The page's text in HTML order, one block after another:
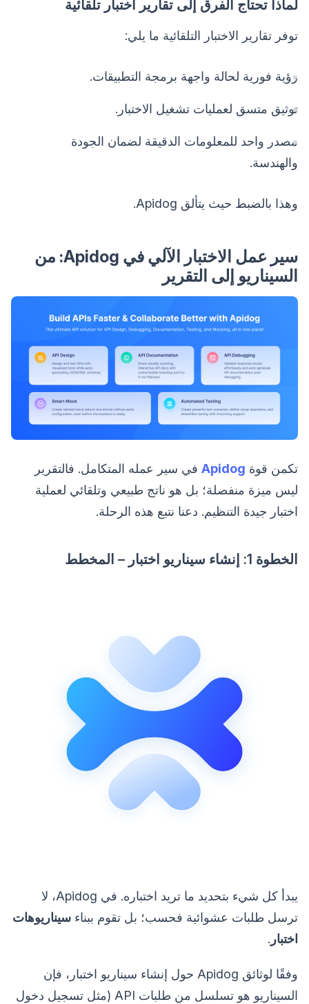
لماذا تحتاج الفرق إلى تقارير اختبار تلقائية
توفر تقارير الاختبار التلقائية ما يلي:
رؤية فورية لحالة واجهة برمجة التطبيقات.
توثيق متسق لعمليات تشغيل الاختبار.
مصدر واحد للمعلومات الدقيقة لضمان الجودة
والهندسة.
وهذا بالضبط حيث يتألق Apidog.
سير عمل الاختبار الآلي في Apidog: من
السيناريو إلى التقرير
تكمن قوة Apidog في سير عمله المتكامل. فالتقرير
ليس ميزة منفصلة؛ بل هو ناتج طبيعي وتلقائي لعملية
اختبار جيدة التنظيم. دعنا نتبع هذه الرحلة.
الخطوة 1: إنشاء سيناريو اختبار – المخطط
يبدأ كل شيء بتحديد ما تريد اختباره. في Apidog، لا
ترسل طلبات عشوائية فحسب؛ بل تقوم ببناء سيناريوهات
اختبار .
وفقًا لوثائق Apidog حول إنشاء سيناريو اختبار، فإن
السيناريو هو تسلسل من طلبات API (مثل تسجيل دخول